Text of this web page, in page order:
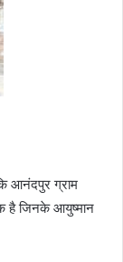
आनंदपुर ग्राम
है जिनके आयुष्मान